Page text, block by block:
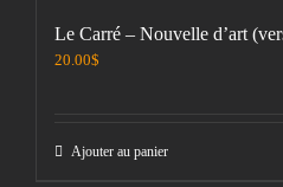
Le Carré – Nouvelle d’art
20.00$
Ajouter au panier